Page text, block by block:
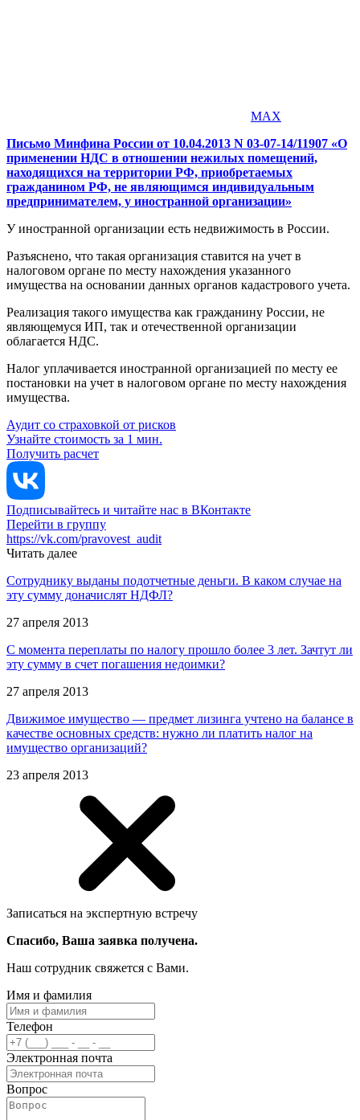
MAX
Письмо Минфина России от 10.04.2013 N 03-07-14/11907 «О
применении НДС в отношении нежилых помещений,
находящихся на территории РФ, приобретаемых
гражданином РФ, не являющимся индивидуальным
предпринимателем, у иностранной организации»
У иностранной организации есть недвижимость в России.
Разъяснено, что такая организация ставится на учет в
налоговом органе по месту нахождения указанного
имущества на основании данных органов кадастрового учета.
Реализация такого имущества как гражданину России, не
являющемуся ИП, так и отечественной организации
облагается НДС.
Налог уплачивается иностранной организацией по месту ее
постановки на учет в налоговом органе по месту нахождения
имущества.
Аудит со страховкой от рисков
Узнайте стоимость за 1 мин.
Получить расчет
Подписывайтесь и читайте нас в ВКонтакте
Перейти в группу
https://vk.com/pravovest_audit
Читать далее
Сотруднику выданы подотчетные деньги. В каком случае на
эту сумму доначислят НДФЛ?
27 апреля 2013
С момента переплаты по налогу прошло более 3 лет. Зачтут ли
эту сумму в счет погашения недоимки?
27 апреля 2013
Движимое имущество — предмет лизинга учтено на балансе в
качестве основных средств: нужно ли платить налог на
имущество организаций?
23 апреля 2013
Записаться на экспертную встречу
Спасибо, Ваша заявка получена.
Наш сотрудник свяжется с Вами.
Имя и фамилия
Телефон
Электронная почта
Вопрос